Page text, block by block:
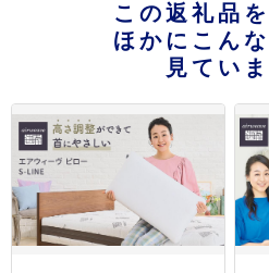
この返礼品
ほかにこん
見ていま